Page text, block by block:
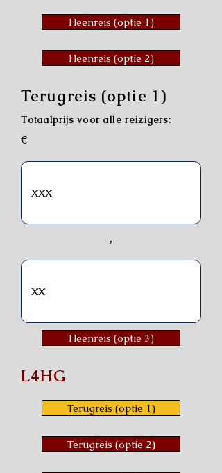
Heenreis (optie 1)
Heenreis (optie 2)
Terugreis (optie 1)
Totaalprijs voor alle reizigers:
€
,
Heenreis (optie 3)
L4HG
Terugreis (optie 1)
Terugreis (optie 2)